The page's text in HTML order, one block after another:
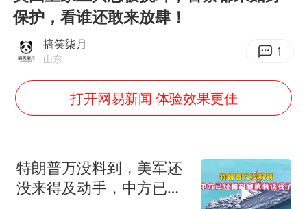
21楼高空抛物嫌疑人被拘留
台风白海豚最新路径研判来了
OpenAI为免费用户升级GPT-5.6 Luna
我国编制完成新版全月地质图
“深圳地面沉降致车辆损坏”不实
保护，看谁还敢来放肆！
搞笑柒月
山东 1
打开网易新闻 体验效果更佳
特朗普万没料到，美军还
没来得及动手，中方已经